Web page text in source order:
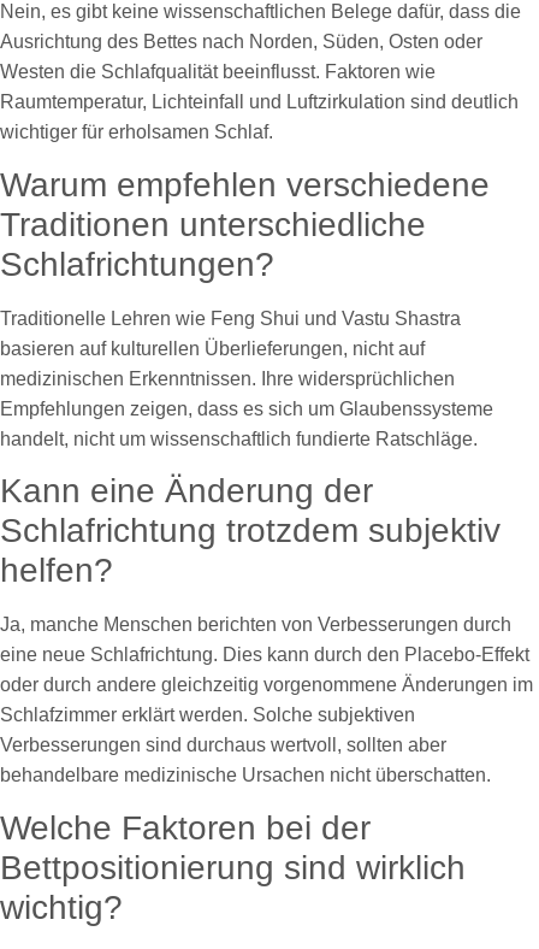
Nein, es gibt keine wissenschaftlichen Belege dafür, dass die
Ausrichtung des Bettes nach Norden, Süden, Osten oder
Westen die Schlafqualität beeinflusst. Faktoren wie
Raumtemperatur, Lichteinfall und Luftzirkulation sind deutlich
wichtiger für erholsamen Schlaf.
Warum empfehlen verschiedene
Traditionen unterschiedliche
Schlafrichtungen?
Traditionelle Lehren wie Feng Shui und Vastu Shastra
basieren auf kulturellen Überlieferungen, nicht auf
medizinischen Erkenntnissen. Ihre widersprüchlichen
Empfehlungen zeigen, dass es sich um Glaubenssysteme
handelt, nicht um wissenschaftlich fundierte Ratschläge.
Kann eine Änderung der
Schlafrichtung trotzdem subjektiv
helfen?
Ja, manche Menschen berichten von Verbesserungen durch
eine neue Schlafrichtung. Dies kann durch den Placebo-Effekt
oder durch andere gleichzeitig vorgenommene Änderungen im
Schlafzimmer erklärt werden. Solche subjektiven
Verbesserungen sind durchaus wertvoll, sollten aber
behandelbare medizinische Ursachen nicht überschatten.
Welche Faktoren bei der
Bettpositionierung sind wirklich
wichtig?